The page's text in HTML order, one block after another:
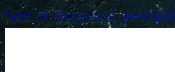
Sari la conținutul principal